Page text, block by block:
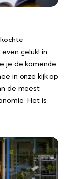
geluk! in
je de komende
in onze kijk op
de meest
Het is